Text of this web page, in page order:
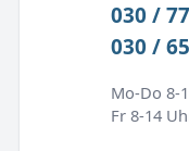
030 /
030 /
Mo-Do 8-
Fr 8-14